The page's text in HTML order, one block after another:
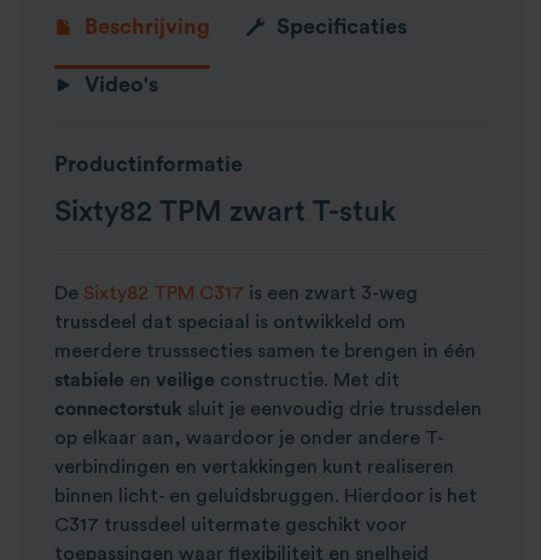
Beschrijving Specificaties
Video's
Productinformatie
Sixty82 TPM zwart T-stuk
De Sixty82 TPM C317 is een zwart 3-weg
trussdeel dat speciaal is ontwikkeld om
meerdere trusssecties samen te brengen in één
stabiele en veilige constructie. Met dit
connectorstuk sluit je eenvoudig drie trussdelen
op elkaar aan, waardoor je onder andere T-
verbindingen en vertakkingen kunt realiseren
binnen licht- en geluidsbruggen. Hierdoor is het
C317 trussdeel uitermate geschikt voor
toepassingen waar flexibiliteit en snelheid